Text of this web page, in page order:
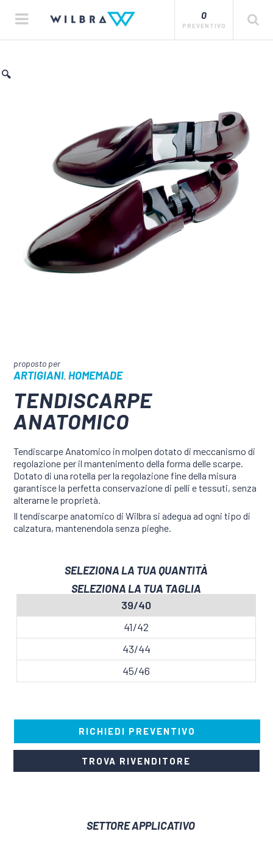
0
PREVENTIVO
🔍
ARTIGIANI,HOMEMADE
TENDISCARPE
ANATOMICO
Tendiscarpe Anatomico in molpen dotato di meccanismo di
regolazione per il mantenimento della forma delle scarpe.
Dotato di una rotella per la regolazione fine della misura
garantisce la perfetta conservazione di pelli e tessuti, senza
alterarne le proprietà.
Il tendiscarpe anatomico di Wilbra si adegua ad ogni tipo di
calzatura, mantenendola senza pieghe.
SELEZIONA LA TUA QUANTITÀ
39/40
41/42
43/44
45/46
RICHIEDI PREVENTIVO
TROVA RIVENDITORE
SETTORE APPLICATIVO